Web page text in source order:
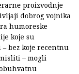
proizvodnje
dobrog vojnika
humoreske
koje su
bez koje recentnu
– mogli